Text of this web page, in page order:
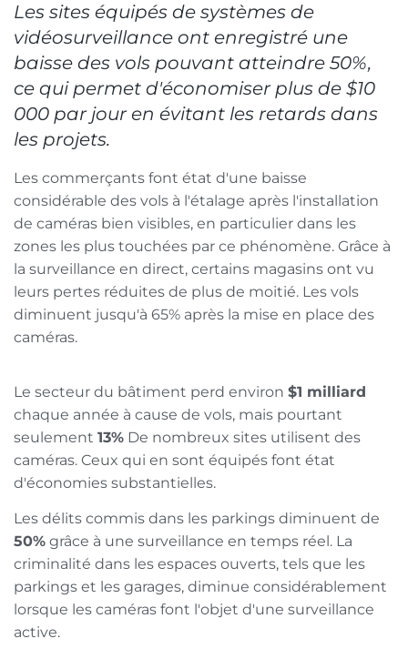
Les sites équipés de systèmes de
vidéosurveillance ont enregistré une
baisse des vols pouvant atteindre 50%,
ce qui permet d'économiser plus de $10
000 par jour en évitant les retards dans
les projets.
Les commerçants font état d'une baisse
considérable des vols à l'étalage après l'installation
de caméras bien visibles, en particulier dans les
zones les plus touchées par ce phénomène. Grâce à
la surveillance en direct, certains magasins ont vu
leurs pertes réduites de plus de moitié. Les vols
diminuent jusqu'à 65% après la mise en place des
caméras.
Le secteur du bâtiment perd environ $1 milliard
chaque année à cause de vols, mais pourtant
seulement 13% De nombreux sites utilisent des
caméras. Ceux qui en sont équipés font état
d'économies substantielles.
Les délits commis dans les parkings diminuent de
50% grâce à une surveillance en temps réel. La
criminalité dans les espaces ouverts, tels que les
parkings et les garages, diminue considérablement
lorsque les caméras font l'objet d'une surveillance
active.